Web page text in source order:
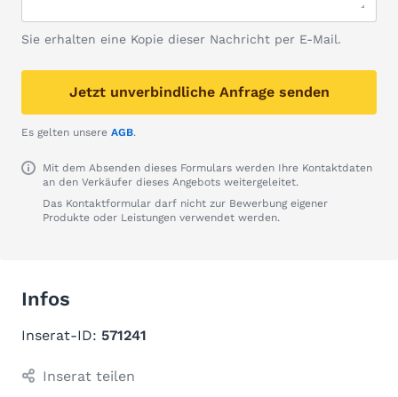
Sie erhalten eine Kopie dieser Nachricht per E-Mail.
Jetzt unverbindliche Anfrage senden
Es gelten unsere AGB.
Mit dem Absenden dieses Formulars werden Ihre Kontaktdaten
an den Verkäufer dieses Angebots weitergeleitet.
Das Kontaktformular darf nicht zur Bewerbung eigener
Produkte oder Leistungen verwendet werden.
Infos
Inserat-ID: 571241
Inserat teilen